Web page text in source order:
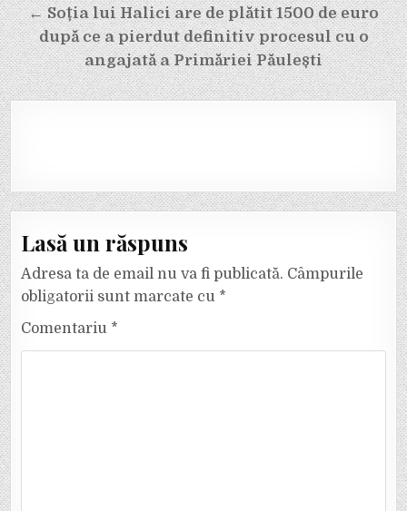
← Soția lui Halici are de plătit 1500 de euro
după ce a pierdut definitiv procesul cu o
angajată a Primăriei Păulești
Lasă un răspuns
Adresa ta de email nu va fi publicată. Câmpurile
obligatorii sunt marcate cu *
Comentariu *